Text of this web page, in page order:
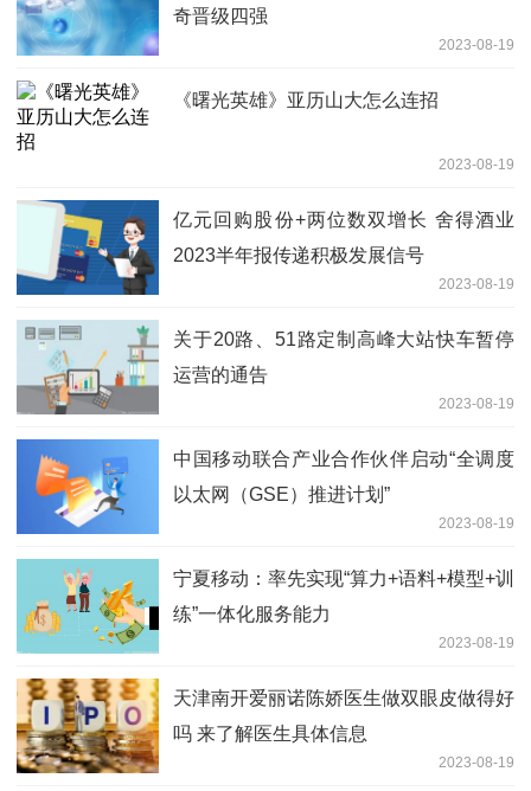
奇晋级四强
2023-08-19
《曙光英雄》亚历山大怎么连招
2023-08-19
亿元回购股份+两位数双增长 舍得酒业
2023半年报传递积极发展信号
2023-08-19
关于20路、51路定制高峰大站快车暂停
运营的通告
2023-08-19
中国移动联合产业合作伙伴启动“全调度
以太网（GSE）推进计划”
2023-08-19
宁夏移动：率先实现“算力+语料+模型+训
练”一体化服务能力
2023-08-19
天津南开爱丽诺陈娇医生做双眼皮做得好
吗 来了解医生具体信息
2023-08-19